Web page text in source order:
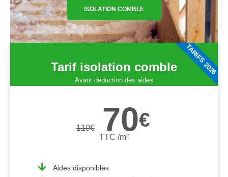
ISOLATION COMBLE
Tarif isolation comble
Avant déduction des aides
110€ 70€
TTC /m²
Aides disponibles
TARIFS 2026